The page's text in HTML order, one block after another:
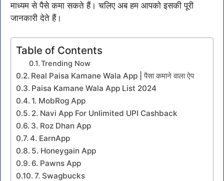
माध्यम से पैसे कमा सकते हैं। चलिए अब हम आपको इसकी पूरी
जानकारी देते हैं।
Table of Contents
Trending Now
Real Paisa Kamane Wala App | पैसा कमाने वाला ऐप
Paisa Kamane Wala App List 2024
1. MobRog App
2. Navi App For Unlimited UPI Cashback
3. Roz Dhan App
4. EarnApp
5. Honeygain App
6. Pawns App
7. Swagbucks